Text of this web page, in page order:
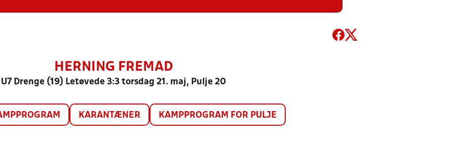
HERNING FREMAD
U7 Drenge (19) Letøvede 3:3 torsdag 21. maj, Pulje 20
KARANTÆNER KAMPPROGRAM FOR PULJE